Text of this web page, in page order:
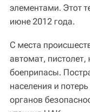
элементами. Этот
июне 2012 года.
С места
автомат, пистолет,
боеприпасы.
населения и
органов